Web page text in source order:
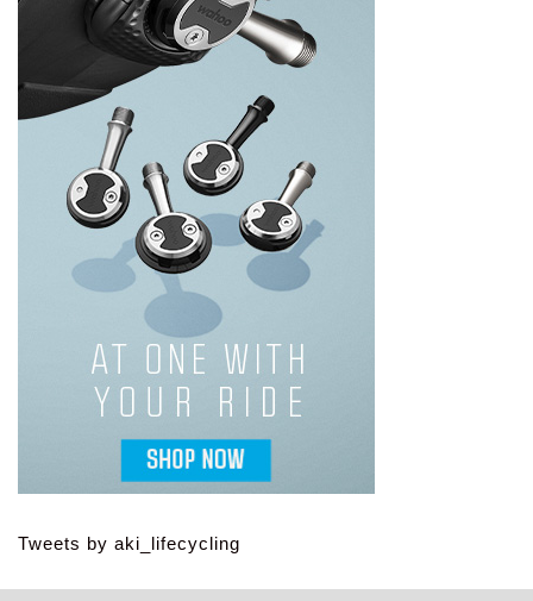
Tweets by aki_lifecycling